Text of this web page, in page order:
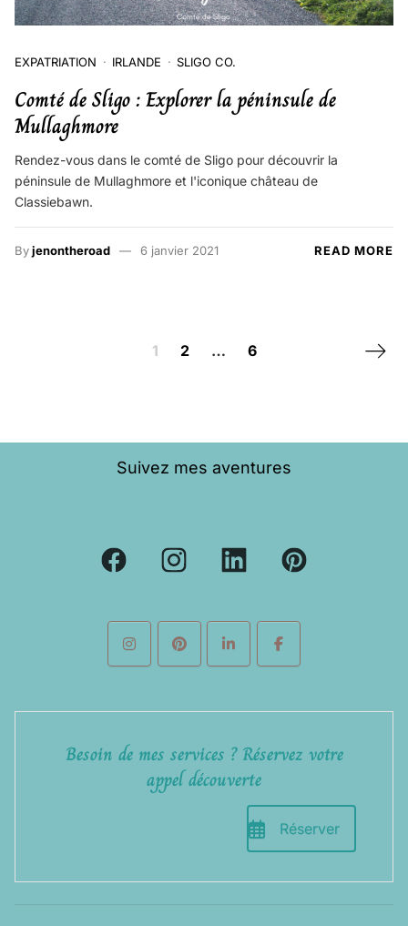
EXPATRIATION IRLANDE SLIGO CO.
Comté de Sligo : Explorer la péninsule de
Mullaghmore
Rendez-vous dans le comté de Sligo pour découvrir la
péninsule de Mullaghmore et l'iconique château de
Classiebawn.
Byjenontheroad 6 janvier 2021 READ MORE
Posts navigation
1 2 … 6 Next
Suivez mes aventures
Besoin de mes services ? Réservez votre
appel découverte
Réserver